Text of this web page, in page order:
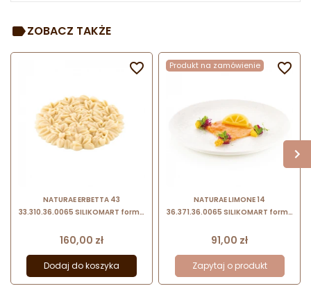
ZOBACZ TAKŻE
NATURAE ERBETTA 43
33.310.36.0065 SILIKOMART forma
do Haute cuisine
Cena
160,00 zł
Dodaj do koszyka
 Produkt na zamówienie
NATURAE LIMONE 14
36.371.36.0065 SILIKOMART forma
cytryny do haute cuisine
Cena
91,00 zł
Zapytaj o produkt
